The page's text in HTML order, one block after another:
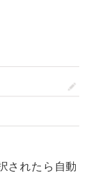
されたら自動